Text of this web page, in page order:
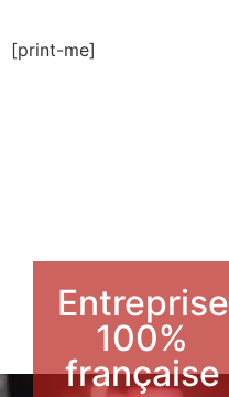
[print-me]
Entreprise
100%
française